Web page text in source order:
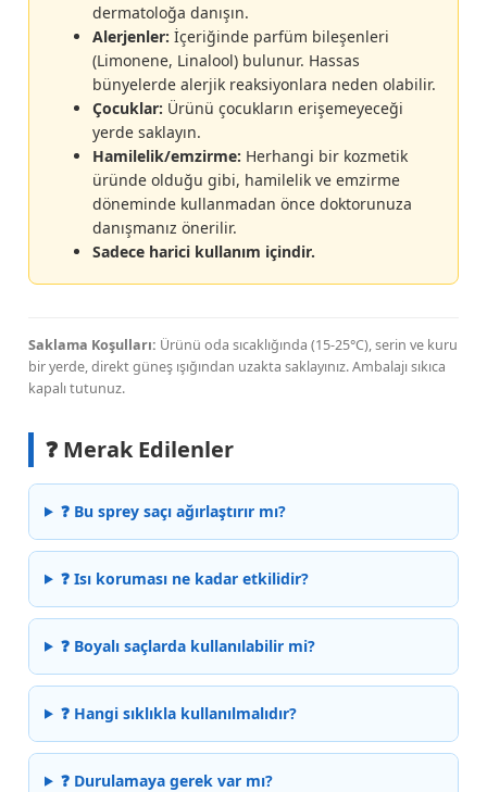
dermatoloğa danışın.
Alerjenler: İçeriğinde parfüm bileşenleri
(Limonene, Linalool) bulunur. Hassas
bünyelerde alerjik reaksiyonlara neden olabilir.
Çocuklar: Ürünü çocukların erişemeyeceği
yerde saklayın.
Hamilelik/emzirme: Herhangi bir kozmetik
üründe olduğu gibi, hamilelik ve emzirme
döneminde kullanmadan önce doktorunuza
danışmanız önerilir.
Sadece harici kullanım içindir.
Saklama Koşulları: Ürünü oda sıcaklığında (15-25°C), serin ve kuru
bir yerde, direkt güneş ışığından uzakta saklayınız. Ambalajı sıkıca
kapalı tutunuz.
❓ Merak Edilenler
❓ Bu sprey saçı ağırlaştırır mı?
❓ Isı koruması ne kadar etkilidir?
❓ Boyalı saçlarda kullanılabilir mi?
❓ Hangi sıklıkla kullanılmalıdır?
❓ Durulamaya gerek var mı?